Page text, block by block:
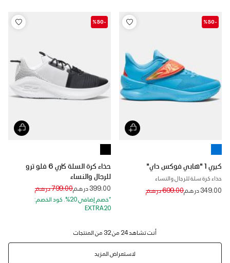
-%50
كيري 1 "هابي فوكس داي"
حذاء كرة سلة للرجال والنساء
349.00 درهم Price reduced from
699.00 درهم to
-%50
حذاء كرة السلة كاري 6 فلو ترو
للرجال والنساء
399.00 درهم Price reduced from
799.00 درهم to
*خصم إضافي 20%. كود الخصم:
EXTRA20
لاستعراض المزيد